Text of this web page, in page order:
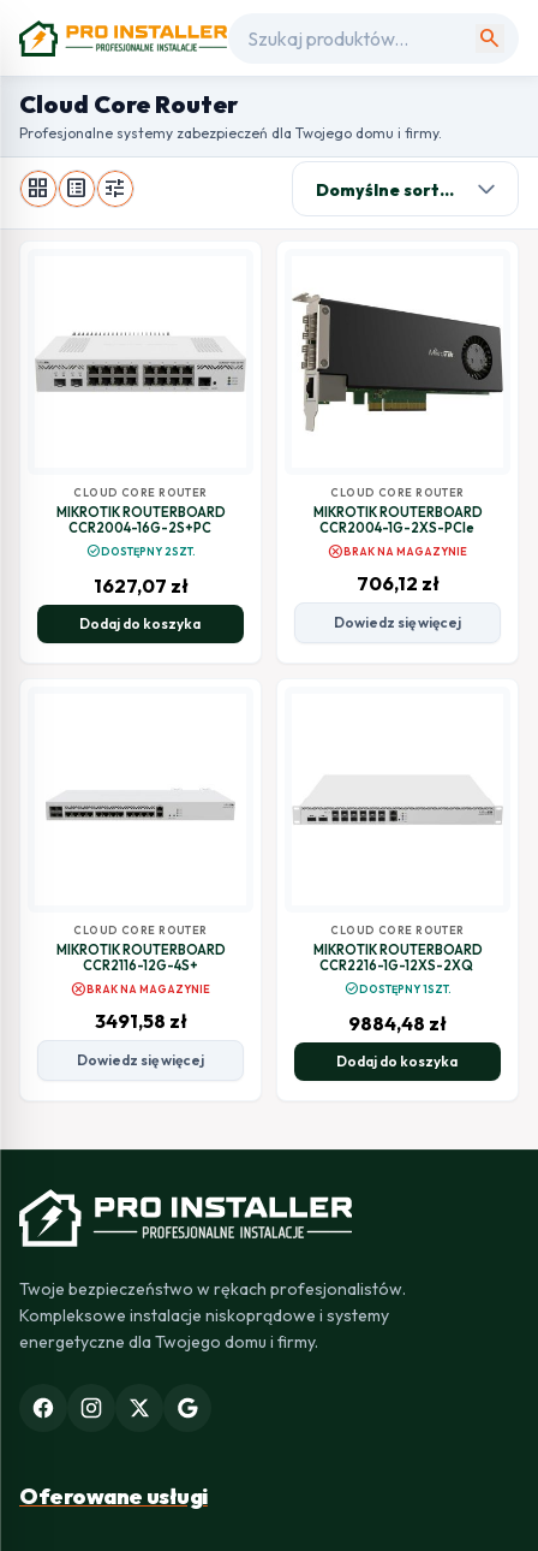
search
Cloud Core Router
Profesjonalne systemy zabezpieczeń dla Twojego domu i firmy.
grid_view list_alt tune
CLOUD CORE ROUTER
MIKROTIK ROUTERBOARD
CCR2004-16G-2S+PC
check_circleDOSTĘPNY 2SZT.
1627,07 zł
Dodaj do koszyka
CLOUD CORE ROUTER
MIKROTIK ROUTERBOARD
CCR2004-1G-2XS-PCIe
cancelBRAK NA MAGAZYNIE
706,12 zł
Dowiedz się więcej
CLOUD CORE ROUTER
MIKROTIK ROUTERBOARD
CCR2116-12G-4S+
cancelBRAK NA MAGAZYNIE
3491,58 zł
Dowiedz się więcej
CLOUD CORE ROUTER
MIKROTIK ROUTERBOARD
CCR2216-1G-12XS-2XQ
check_circleDOSTĘPNY 1SZT.
9884,48 zł
Dodaj do koszyka
Twoje bezpieczeństwo w rękach profesjonalistów.
Kompleksowe instalacje niskoprądowe i systemy
energetyczne dla Twojego domu i firmy.
Oferowane usługi